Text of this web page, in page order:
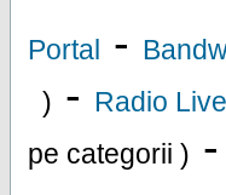
Portal -
) - Radio Live
pe categorii ) -